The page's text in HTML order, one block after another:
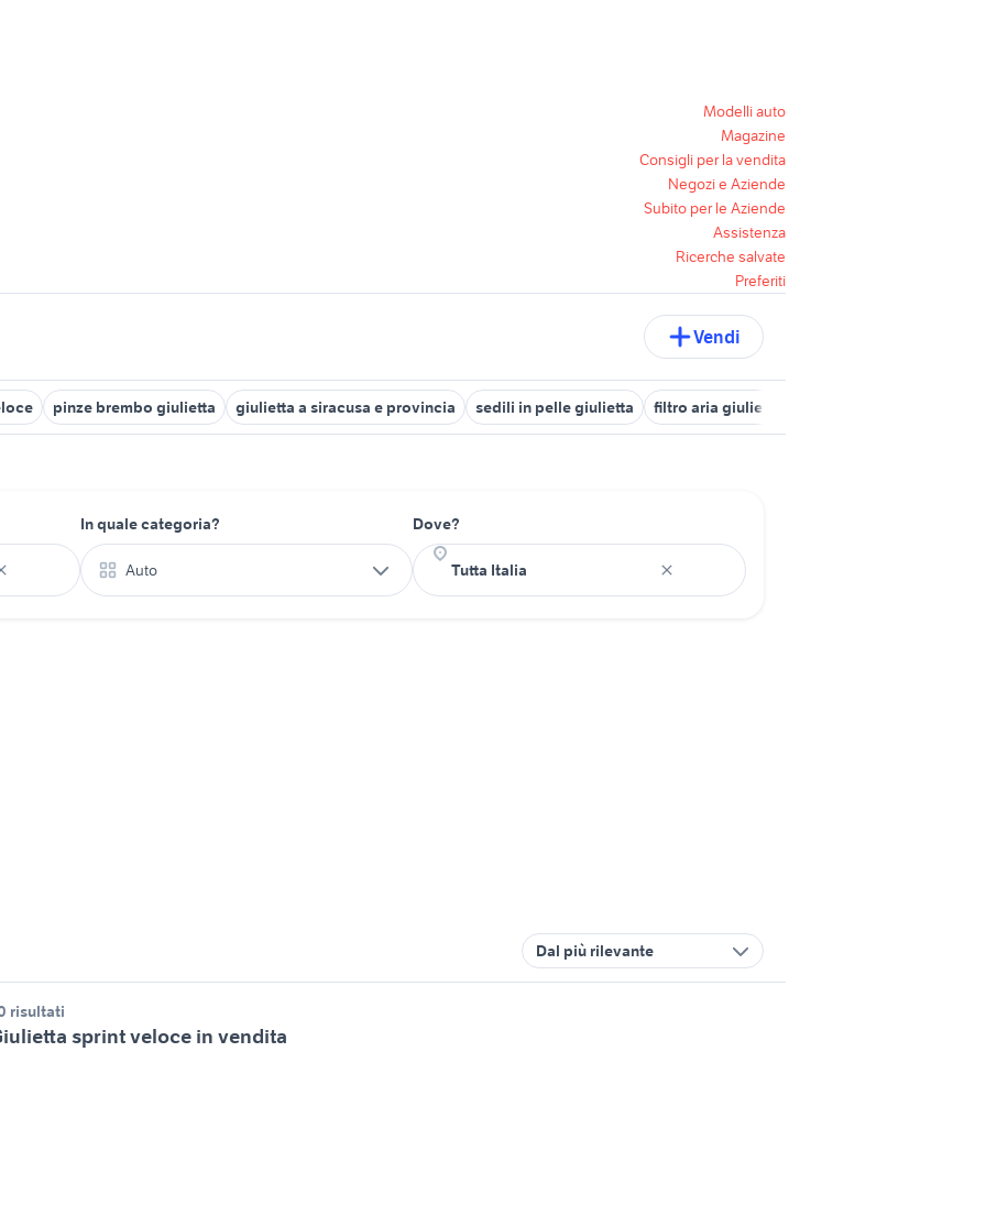
Modelli auto
Magazine
Consigli per la vendita
Negozi e Aziende
Subito per le Aziende
Assistenza
Ricerche salvate
Preferiti
Vendi
pinze brembo giulietta giulietta a siracusa e provincia sedili in pelle giulietta filtro aria giulietta
In quale categoria?
Auto
Dove?
Dal più rilevante
risultati
sprint veloce in vendita